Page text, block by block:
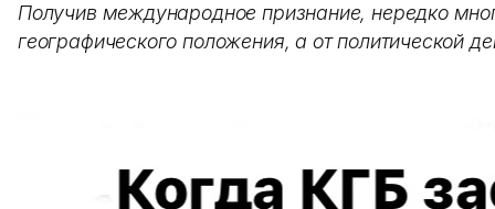
Получив международное признание, нередко
географического положения, а от политической